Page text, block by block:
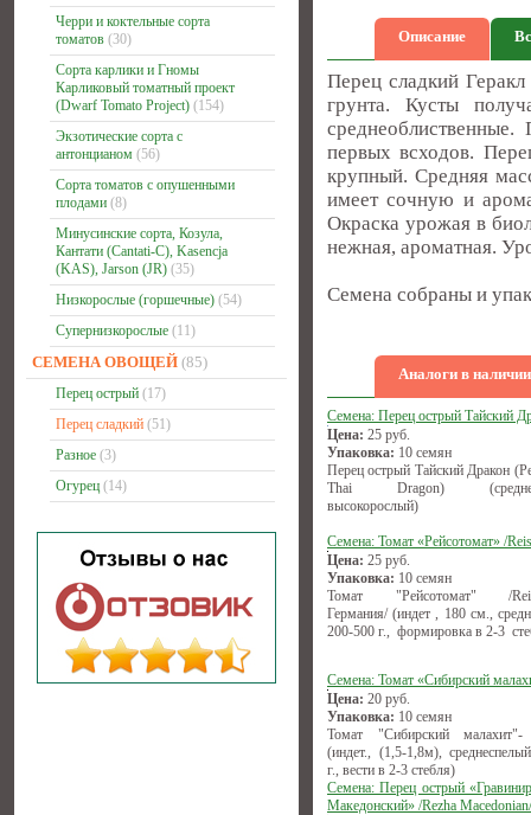
Черри и коктельные сорта
томатов (30)
Сорта карлики и Гномы
Карликовый томатный проект
(Dwarf Tomato Project) (154)
Экзотические сорта с
антонцианом (56)
Сорта томатов с опушенными
плодами (8)
Минусинские сорта, Козула,
Кантати (Cantati-C), Kasencja
(KAS), Jarson (JR) (35)
Низкорослые (горшечные) (54)
Супернизкорослые (11)
СЕМЕНА ОВОЩЕЙ (85)
Перец острый (17)
Перец сладкий (51)
Разное (3)
Огурец (14)
Описание
Перец сладкий
грунта. Кусты
первых всходов.
крупный. Средняя
имеет сочную и
Окраска урожая в
нежная, ароматная.
Семена собраны и
Аналоги в
Семена: Перец острый Тайский
Цена: 25 руб.
Упаковка: 10 семян
Перец острый Тайский Дракон
Thai Dragon)
высокорослый)
Семена: Томат «Рейсотомат» /
Цена: 25 руб.
Упаковка: 10 семян
Томат "Рейсотомат" /
Германия/ (индет , 180 см.,
200-500 г., формировка в 2-3
Семена: Томат «Сибирский
Цена: 20 руб.
Упаковка: 10 семян
Томат "Сибирский
(индет., (1,5-1,8м),
г., вести в 2-3 стебля)
Семена: Перец острый
Македонский» /Rezha Macedonian/